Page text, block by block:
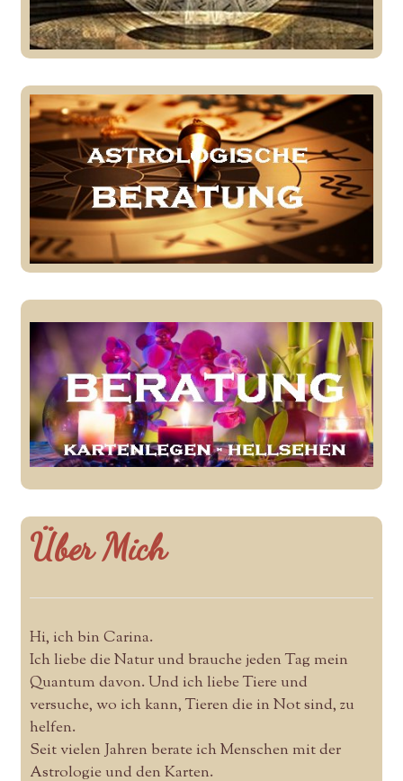
Über Mich
Hi, ich bin Carina.
Ich liebe die Natur und brauche jeden Tag mein
Quantum davon. Und ich liebe Tiere und
versuche, wo ich kann, Tieren die in Not sind, zu
helfen.
Seit vielen Jahren berate ich Menschen mit der
Astrologie und den Karten.